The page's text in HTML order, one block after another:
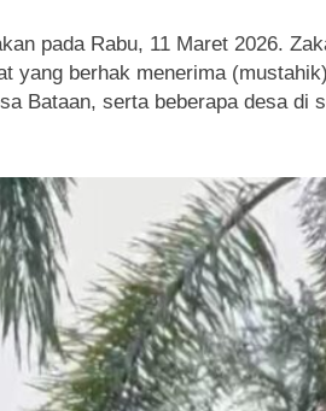
pada Rabu, 11 Maret 2026.
yang berhak menerima
Bataan, serta beberapa desa di